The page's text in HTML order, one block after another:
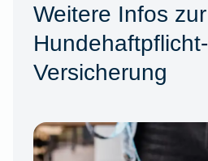
Weitere Infos zur
Hundehaftpflicht-
Versicherung